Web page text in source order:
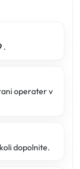
.
operater v
dopolnite.